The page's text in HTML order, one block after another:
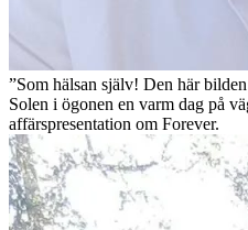
”Som hälsan själv! Den här
Solen i ögonen en varm dag på
affärspresentation om Forever.